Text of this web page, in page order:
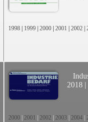
1998 | 1999 | 2000 | 2001 | 2002 |
2018 |
2000 2001 2002 2003 2004